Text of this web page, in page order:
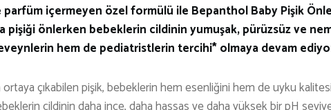
parfüm içermeyen özel formülü ile Bepanthol Baby Pişik
pişiği önlerken bebeklerin cildinin yumuşak, pürüzsüz ve
hem de pediatristlerin tercihi* olmaya devam
ortaya çıkabilen pişik, bebeklerin hem esenliğini hem de uyku